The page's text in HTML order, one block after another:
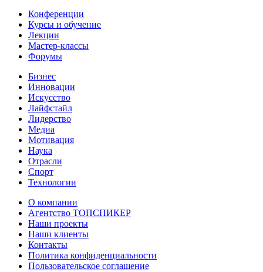
Конференции
Курсы и обучение
Лекции
Мастер-классы
Форумы
Бизнес
Инновации
Искусство
Лайфстайл
Лидерство
Медиа
Мотивация
Наука
Отрасли
Спорт
Технологии
О компании
Агентство ТОПСПИКЕР
Наши проекты
Наши клиенты
Контакты
Политика конфиденциальности
Пользовательское соглашение